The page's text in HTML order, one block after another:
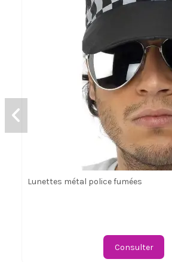
Lunettes métal police fumées
Consulter